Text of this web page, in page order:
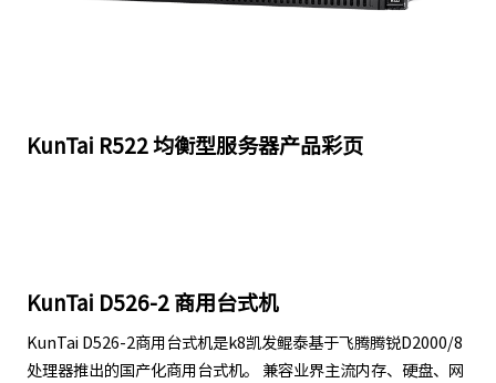
KunTai R522 均衡型服务器产品彩页
KunTai D526-2 商用台式机
KunTai D526-2商用台式机是k8凯发鲲泰基于飞腾腾锐D2000/8
处理器推出的国产化商用台式机。 兼容业界主流内存、硬盘、网